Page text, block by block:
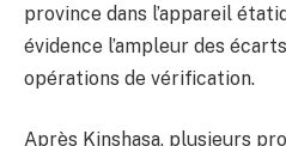
province dans l’appareil
évidence l’ampleur des
opérations de vérification.
Après Kinshasa, plusieurs